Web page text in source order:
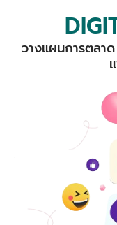
วางแผนการตลา